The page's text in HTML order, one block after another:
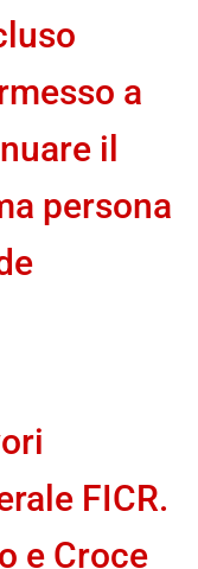
a
il
persona
FICR.
e Croce